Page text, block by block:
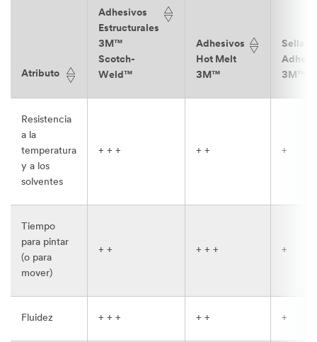
Atributo
Adhesivos
Estructurales
3M™
Scotch-
Weld™
Adhesivos
Hot Melt
3M™
3M™
Resistencia
a la
temperatura
y a los
solventes
+ + + + + +
Tiempo
para pintar
(o para
mover)
+ + + + + +
Fluidez + + + + + +